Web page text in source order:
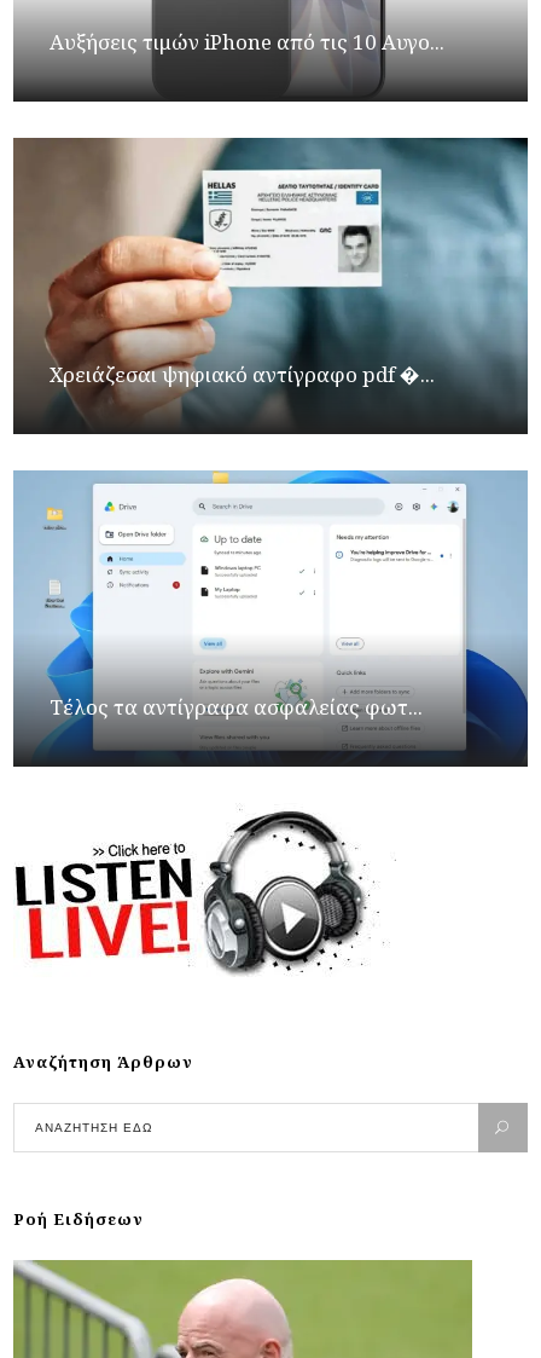
Αυξήσεις τιμών iPhone από τις 10 Αυγο...
Χρειάζεσαι ψηφιακό αντίγραφο pdf �...
Τέλος τα αντίγραφα ασφαλείας φωτ...
Αναζήτηση Άρθρων
Ροή Ειδήσεων